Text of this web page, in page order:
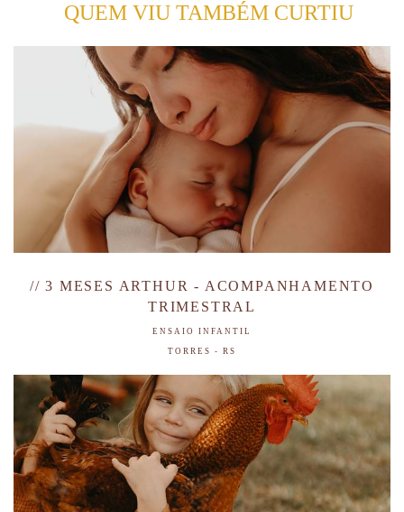
QUEM VIU TAMBÉM CURTIU
// 3 MESES ARTHUR - ACOMPANHAMENTO
TRIMESTRAL
ENSAIO INFANTIL
TORRES - RS